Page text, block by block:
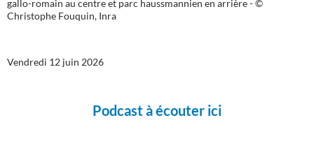
gallo-romain au centre et parc haussmannien en arrière - ©
Christophe Fouquin, Inra
Vendredi 12 juin 2026
Podcast à écouter ici